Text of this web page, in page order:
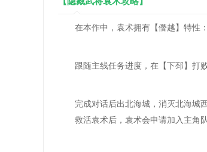
在本作中，袁术拥有【僭越】特性：
跟随主线任务进度，在【下邳】打败
完成对话后出北海城，消灭北海城西
救活袁术后，袁术会申请加入主角队